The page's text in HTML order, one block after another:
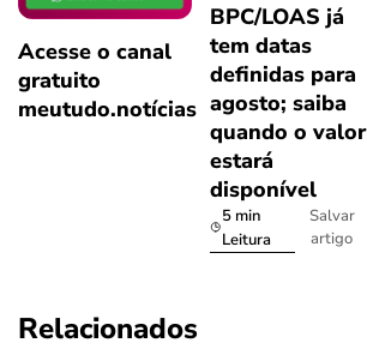
Acesse o canal
gratuito
meutudo.notícias
BPC/LOAS já
tem datas
definidas para
agosto; saiba
quando o valor
estará
disponível
5 min
Leitura
Salvar
artigo
Relacionados